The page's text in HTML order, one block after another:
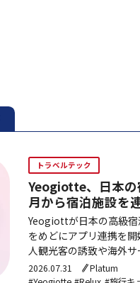
トラベルテック
Yeogiotte、日本
月から宿泊施設を
Yeogiottが日本の高級
をめどにアプリ連携を
人観光客の誘致や海外サ
2026.07.31
Platum